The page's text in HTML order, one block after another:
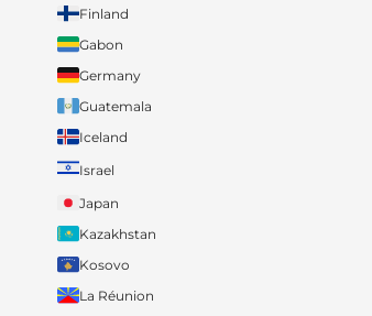
Finland
Gabon
Germany
Guatemala
Iceland
Israel
Japan
Kazakhstan
Kosovo
La Réunion